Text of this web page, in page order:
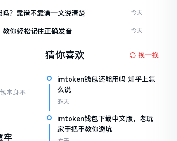
？靠谱不靠谱一文说清楚 今天
教你轻松记住正确发音 今天
本身不
牢
猜你喜欢 换一换
imtoken钱包还能用吗 知乎上怎
么说
昨天
imtoken钱包下载中文版，老玩
家手把手教你避坑